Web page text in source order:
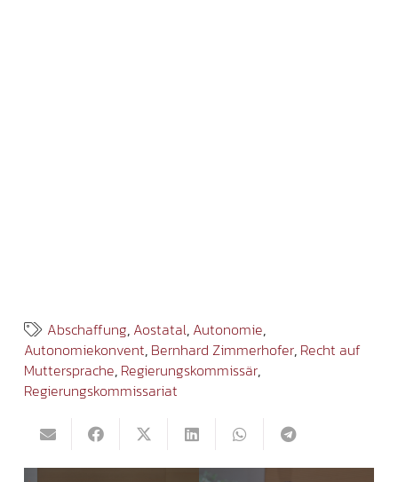
Abschaffung, Aostatal, Autonomie,
Autonomiekonvent, Bernhard Zimmerhofer, Recht auf
Muttersprache, Regierungskommissär,
Regierungskommissariat